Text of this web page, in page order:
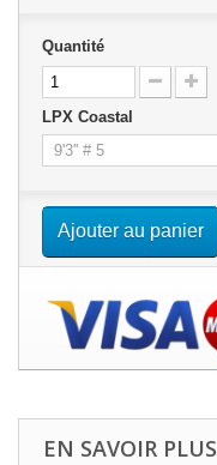
Quantité
LPX Coastal
Ajouter au panier
EN SAVOIR PLUS